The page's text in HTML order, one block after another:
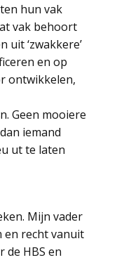
hun vak
vak behoort
uit ‘zwakkere’
en op
ontwikkelen,
Geen mooiere
iemand
ut te laten
Mijn vader
en recht vanuit
de HBS en